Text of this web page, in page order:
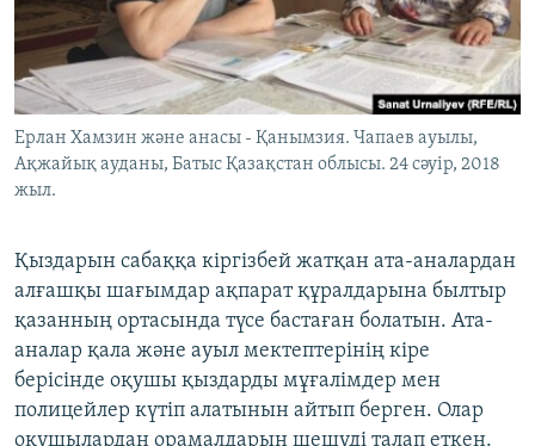
Ерлан Хамзин және анасы - Қанымзия. Чапаев ауылы,
Ақжайық ауданы, Батыс Қазақстан облысы. 24 сәуір, 2018
жыл.
Қыздарын сабаққа кіргізбей жатқан ата-аналардан
алғашқы шағымдар ақпарат құралдарына былтыр
қазанның ортасында түсе бастаған болатын. Ата-
аналар қала және ауыл мектептерінің кіре
берісінде оқушы қыздарды мұғалімдер мен
полицейлер күтіп алатынын айтып берген. Олар
оқушылардан орамалдарын шешуді талап еткен.